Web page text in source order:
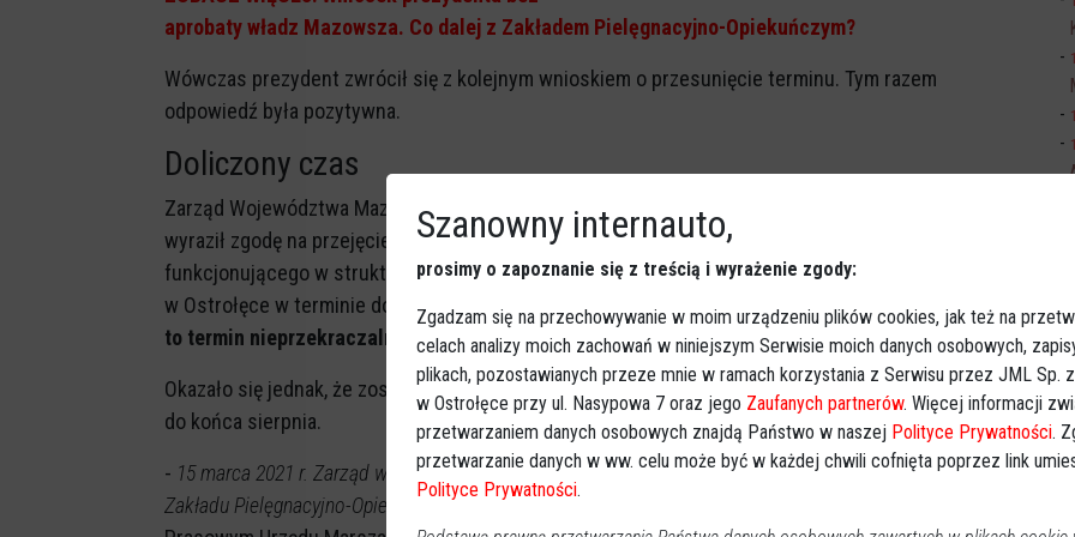
aprobaty władz Mazowsza. Co dalej z Zakładem Pielęgnacyjno-Opiekuńczym?
Wówczas prezydent zwrócił się z kolejnym wnioskiem o przesunięcie terminu. Tym razem
odpowiedź była pozytywna.
Doliczony czas
Zarząd Województwa Mazowieckiego w grudniu ubiegłego roku na wniosek prezydenta Ostrołęki
wyraził zgodę na przejęcie przez Miasto Zakładu Pielęgnacyjno-Opiekuńczego (ZPO)
funkcjonującego w strukturze Mazowieckiego Szpitala Specjalistycznego im. dr Józefa Psarskiego
w Ostrołęce w terminie do końca pierwszego kwartału 2021 r. Jak wówczas informowano, miał być
to termin nieprzekraczalny
Okazało się jednak, że został przedłużony. O kolejny miesiąc, choć padła propozycja, by stało się tak
do końca sierpnia.
- 15 marca 2021 r. Zarząd wyraził zgodę na przesunięcie terminu przejęcia przez Miasto Ostrołękę ww.
Zakładu Pielęgnacyjno-Opiekuńczego najdalej do końca kwietnia 2021 r.
Szanowny internauto,
prosimy o zapoznanie się z treścią i wyrażenie zgody:
Zgadzam się na przechowywanie w moim urządzeniu plików cookies, jak też na
celach analizy moich zachowań w niniejszym Serwisie moich danych osobowych,
plikach, pozostawianych przeze mnie w ramach korzystania z Serwisu przez JML Sp.
w Ostrołęce przy ul. Nasypowa 7 oraz jego Zaufanych partnerów. Więcej informacji
przetwarzaniem danych osobowych znajdą Państwo w naszej Polityce Prywatności.
przetwarzanie danych w ww. celu może być w każdej chwili cofnięta poprzez link
Polityce Prywatności.